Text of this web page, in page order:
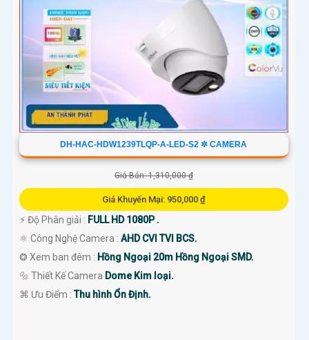
DH-HAC-HDW1239TLQP-A-LED-S2 ✲ CAMERA
Giá Bán: 1,310,000 ₫
Giá Khuyến Mại: 950,000 ₫
️⚡ Độ Phân giải : FULL HD 1080P .
⚛️ Công Nghệ Camera : AHD CVI TVI BCS.
❂ Xem ban đêm : Hồng Ngoại 20m Hồng Ngoại SMD.
🔩 Thiết Kế Camera Dome Kim loại.
️⌘ Ưu Điểm :Thu hình Ổn Định.